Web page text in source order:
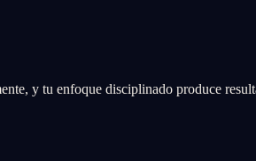
y tu enfoque disciplinado produce